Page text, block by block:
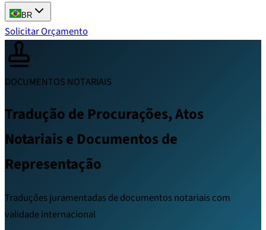
BR
Solicitar Orçamento
DOCUMENTOS NOTARIAIS
Tradução de Procurações, Atos
Notariais e Documentos de
Representação
Traduções juramentadas de documentos notariais com
validade internacional